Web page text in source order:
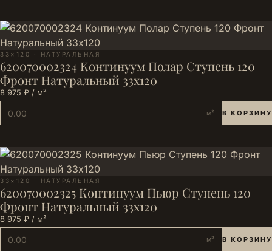
33×120 · НАТУРАЛЬНАЯ
620070002324 Континуум Полар Ступень 120
Фронт Натуральный 33х120
8 975 ₽ / м²
м² В КОРЗИНУ
33×120 · НАТУРАЛЬНАЯ
620070002325 Континуум Пьюр Ступень 120
Фронт Натуральный 33х120
8 975 ₽ / м²
м² В КОРЗИНУ